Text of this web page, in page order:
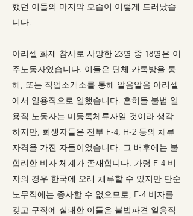
했던 이들의 마지막 모습이 이렇게 드러났습
니다.
아리셀 화재 참사로 사망한 23명 중 18명은 이
주노동자였습니다. 이들은 단체 카톡방을 통
해, 또는 직업소개소를 통해 알음알음 아리셀
에서 일용직으로 일했습니다. 흔히들 불법 일
용직 노동자는 미등록체류자일 것이라 생각
하지만, 희생자들은 전부 F-4, H-2 등의 체류
자격을 가진 자들이었습니다. 그 배후에는 불
합리한 비자 체계가 존재합니다. 가령 F-4 비
자의 경우 한국에 오래 체류할 수 있지만 단순
노무직에는 종사할 수 없으므로, F-4 비자를
갖고 구직에 실패한 이들은 불법파견 일용직